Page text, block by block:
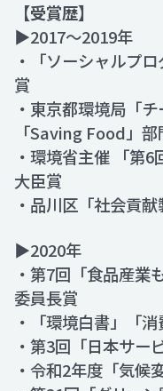
【受賞歴】
▶2017～2019年
・「ソーシャルプ
賞
・東京都環境局「
「Saving Food」
・環境省主催 「第
大臣賞
・品川区「社会貢
▶2020年
・第7回「食品産業
委員長賞
・「環境白書」「
・第3回「日本サー
・令和2年度「気候